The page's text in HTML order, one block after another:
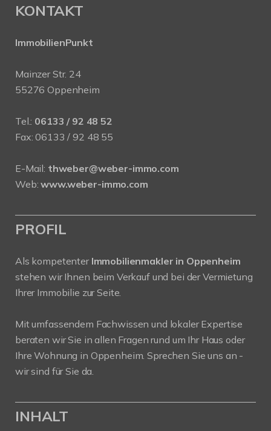
KONTAKT
ImmobilienPunkt
Mainzer Str. 24
55276 Oppenheim
Tel.: 06133 / 92 48 52
Fax: 06133 / 92 48 55
E-Mail: thweber@weber-immo.com
Web:www.weber-immo.com
PROFIL
Als kompetenter Immobilienmakler in Oppenheim
stehen wir Ihnen beim Verkauf und bei der Vermietung
Ihrer Immobilie zur Seite.
Mit umfassendem Fachwissen und lokaler Expertise
beraten wir Sie in allen Fragen rund um Ihr Haus oder
Ihre Wohnung in Oppenheim. Sprechen Sie uns an -
wir sind für Sie da.
INHALT